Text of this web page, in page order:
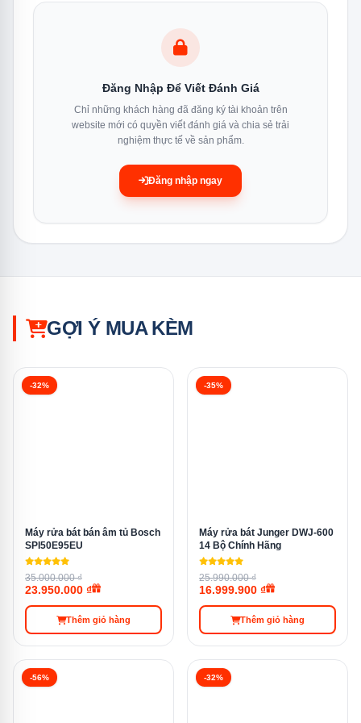
Mặt sau của máy rửa bát Kocher KDEU-8838BL 8 bộ có các
Mặt đáy của máy
Đăng Nhập Để Viết Đánh Giá
Chỉ những khách hàng đã đăng ký tài khoản trên
website mới có quyền viết đánh giá và chia sẻ trải
nghiệm thực tế về sản phẩm.
Đăng nhập ngay
GỢI Ý MUA KÈM
-32%
Máy rửa bát bán âm tủ Bosch
SPI50E95EU
35.000.000 ₫
23.950.000 ₫
Thêm giỏ hàng
-35%
Máy rửa bát Junger DWJ-600
14 Bộ Chính Hãng
25.990.000 ₫
16.999.900 ₫
Thêm giỏ hàng
-56% -32%